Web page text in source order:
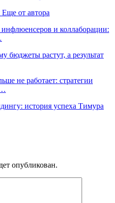
Еще от автора
и коллаборации:
бюджеты растут, а результат
не работает: стратегии
история успеха Тимура
опубликован.